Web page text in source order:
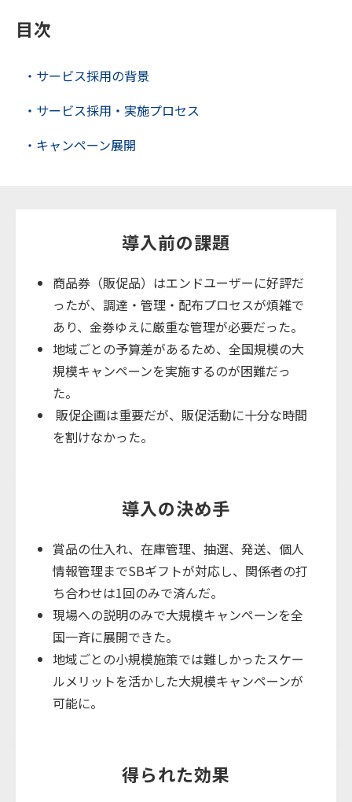
目次
・サービス採用の背景
・サービス採用・実施プロセス
・キャンペーン展開
導入前の課題
商品券（販促品）はエンドユーザーに好評だ
ったが、調達・管理・配布プロセスが煩雑で
あり、金券ゆえに厳重な管理が必要だった。
地域ごとの予算差があるため、全国規模の大
規模キャンペーンを実施するのが困難だっ
た。
販促企画は重要だが、販促活動に十分な時間
を割けなかった。
導入の決め手
賞品の仕入れ、在庫管理、抽選、発送、個人
情報管理までSBギフトが対応し、関係者の打
ち合わせは1回のみで済んだ。
現場への説明のみで大規模キャンペーンを全
国一斉に展開できた。
地域ごとの小規模施策では難しかったスケー
ルメリットを活かした大規模キャンペーンが
可能に。
得られた効果